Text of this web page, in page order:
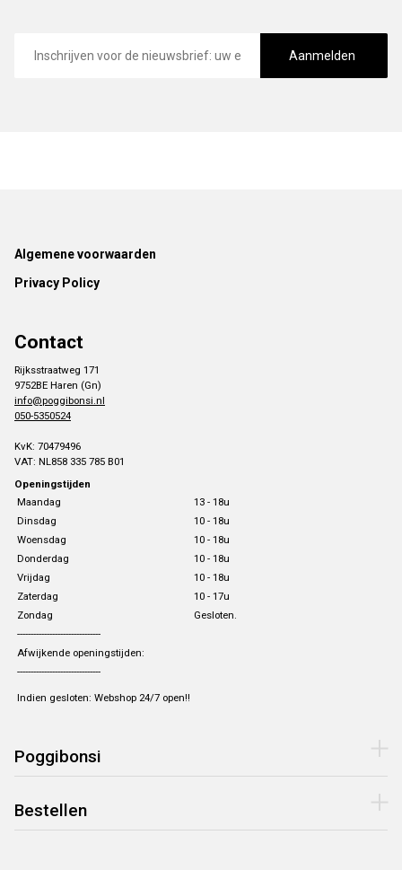
mailadres
Aanmelden
Footer
Algemene voorwaarden
Privacy Policy
Contact
Rijksstraatweg 171
9752BE Haren (Gn)
info@poggibonsi.nl
050-5350524
KvK: 70479496
VAT: NL858 335 785 B01
Openingstijden
Maandag
13 - 18u
Dinsdag
10 - 18u
Woensdag
10 - 18u
Donderdag
10 - 18u
Vrijdag
10 - 18u
Zaterdag
10 - 17u
Zondag
Gesloten.
-------------------------------
Afwijkende openingstijden:
-------------------------------
Indien gesloten: Webshop 24/7 open!!
Poggibonsi
Bestellen